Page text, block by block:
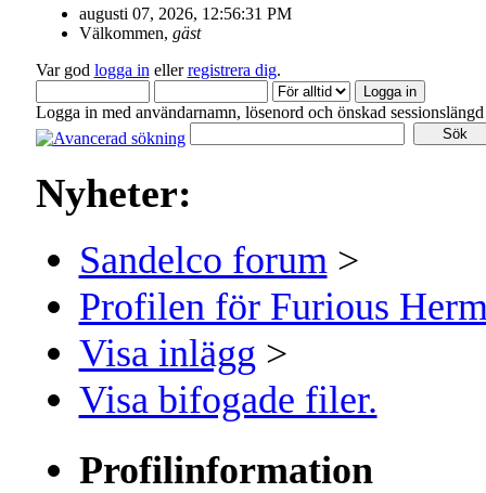
augusti 07, 2026, 12:56:31 PM
Välkommen, gäst
Var god logga in ellerregistrera dig.
Logga in med användarnamn, lösenord och önskad sessionslängd
Nyheter:
Sandelco forum>
Profilen för Furious
Visa inlägg >
Visa bifogade filer.
Profilinformation